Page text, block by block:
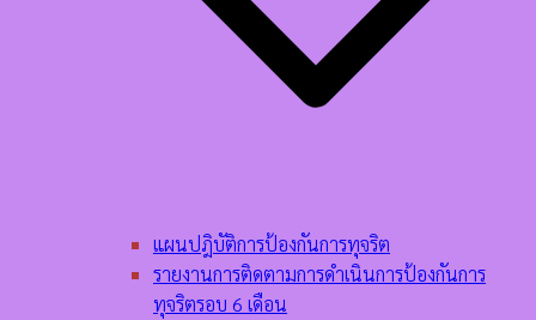
แผนปฎิบัติการป้องกันการทุจริต
รายงานการติดตามการดำเนินการป้องกันการ
ทุจริตรอบ 6 เดือน